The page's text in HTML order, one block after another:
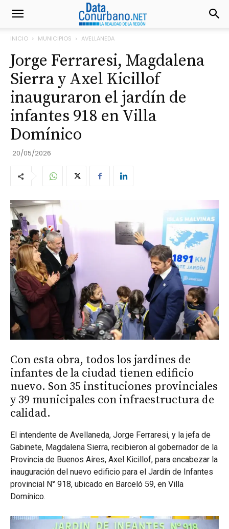
INICIO MUNICIPIOS AVELLANEDA
Jorge Ferraresi, Magdalena
Sierra y Axel Kicillof
inauguraron el jardín de
infantes 918 en Villa
Domínico
20/05/2026
Con esta obra, todos los jardines de
infantes de la ciudad tienen edificio
nuevo. Son 35 instituciones provinciales
y 39 municipales con infraestructura de
calidad.
El intendente de Avellaneda, Jorge Ferraresi, y la jefa de
Gabinete, Magdalena Sierra, recibieron al gobernador de la
Provincia de Buenos Aires, Axel Kicillof, para encabezar la
inauguración del nuevo edificio para el Jardín de Infantes
provincial N° 918, ubicado en Barceló 59, en Villa
Domínico.